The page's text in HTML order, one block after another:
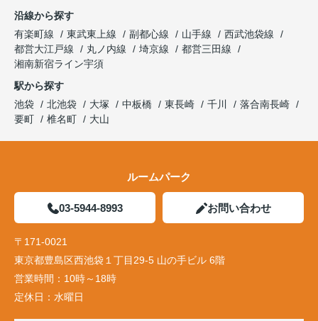
沿線から探す
有楽町線
東武東上線 副都心線 山手線
西武池袋線
都営大江戸線
丸ノ内線 埼京線
都営三田線
湘南新宿ライン宇須
駅から探す
池袋
北池袋 大塚 中板橋 東長崎 千川
落合南長崎
要町
椎名町 大山
ルームパーク
03-5944-8993 お問い合わせ
〒171-0021
東京都豊島区西池袋１丁目29-5 山の手ビル 6階
営業時間： 10時～18時
定休日： 水曜日